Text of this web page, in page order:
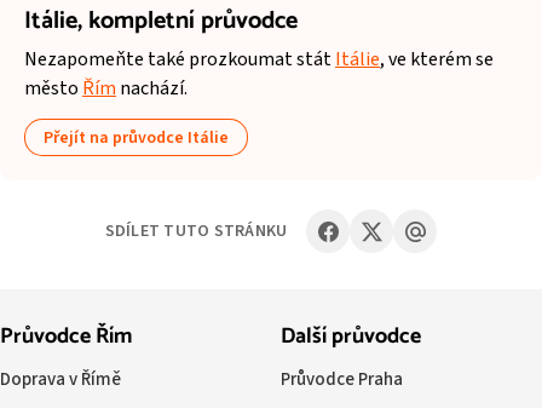
Itálie,kompletní průvodce
Nezapomeňte také prozkoumat státItálie, ve kterém se
městoŘímnachází.
Přejít na průvodce Itálie
SDÍLET TUTO STRÁNKU
Průvodce Řím
Doprava v Římě
Další průvodce
Průvodce Praha